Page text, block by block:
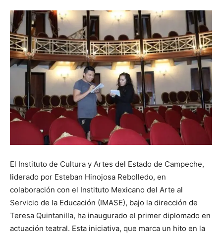
El Instituto de Cultura y Artes del Estado de Campeche,
liderado por Esteban Hinojosa Rebolledo, en
colaboración con el Instituto Mexicano del Arte al
Servicio de la Educación (IMASE), bajo la dirección de
Teresa Quintanilla, ha inaugurado el primer diplomado en
actuación teatral. Esta iniciativa, que marca un hito en la